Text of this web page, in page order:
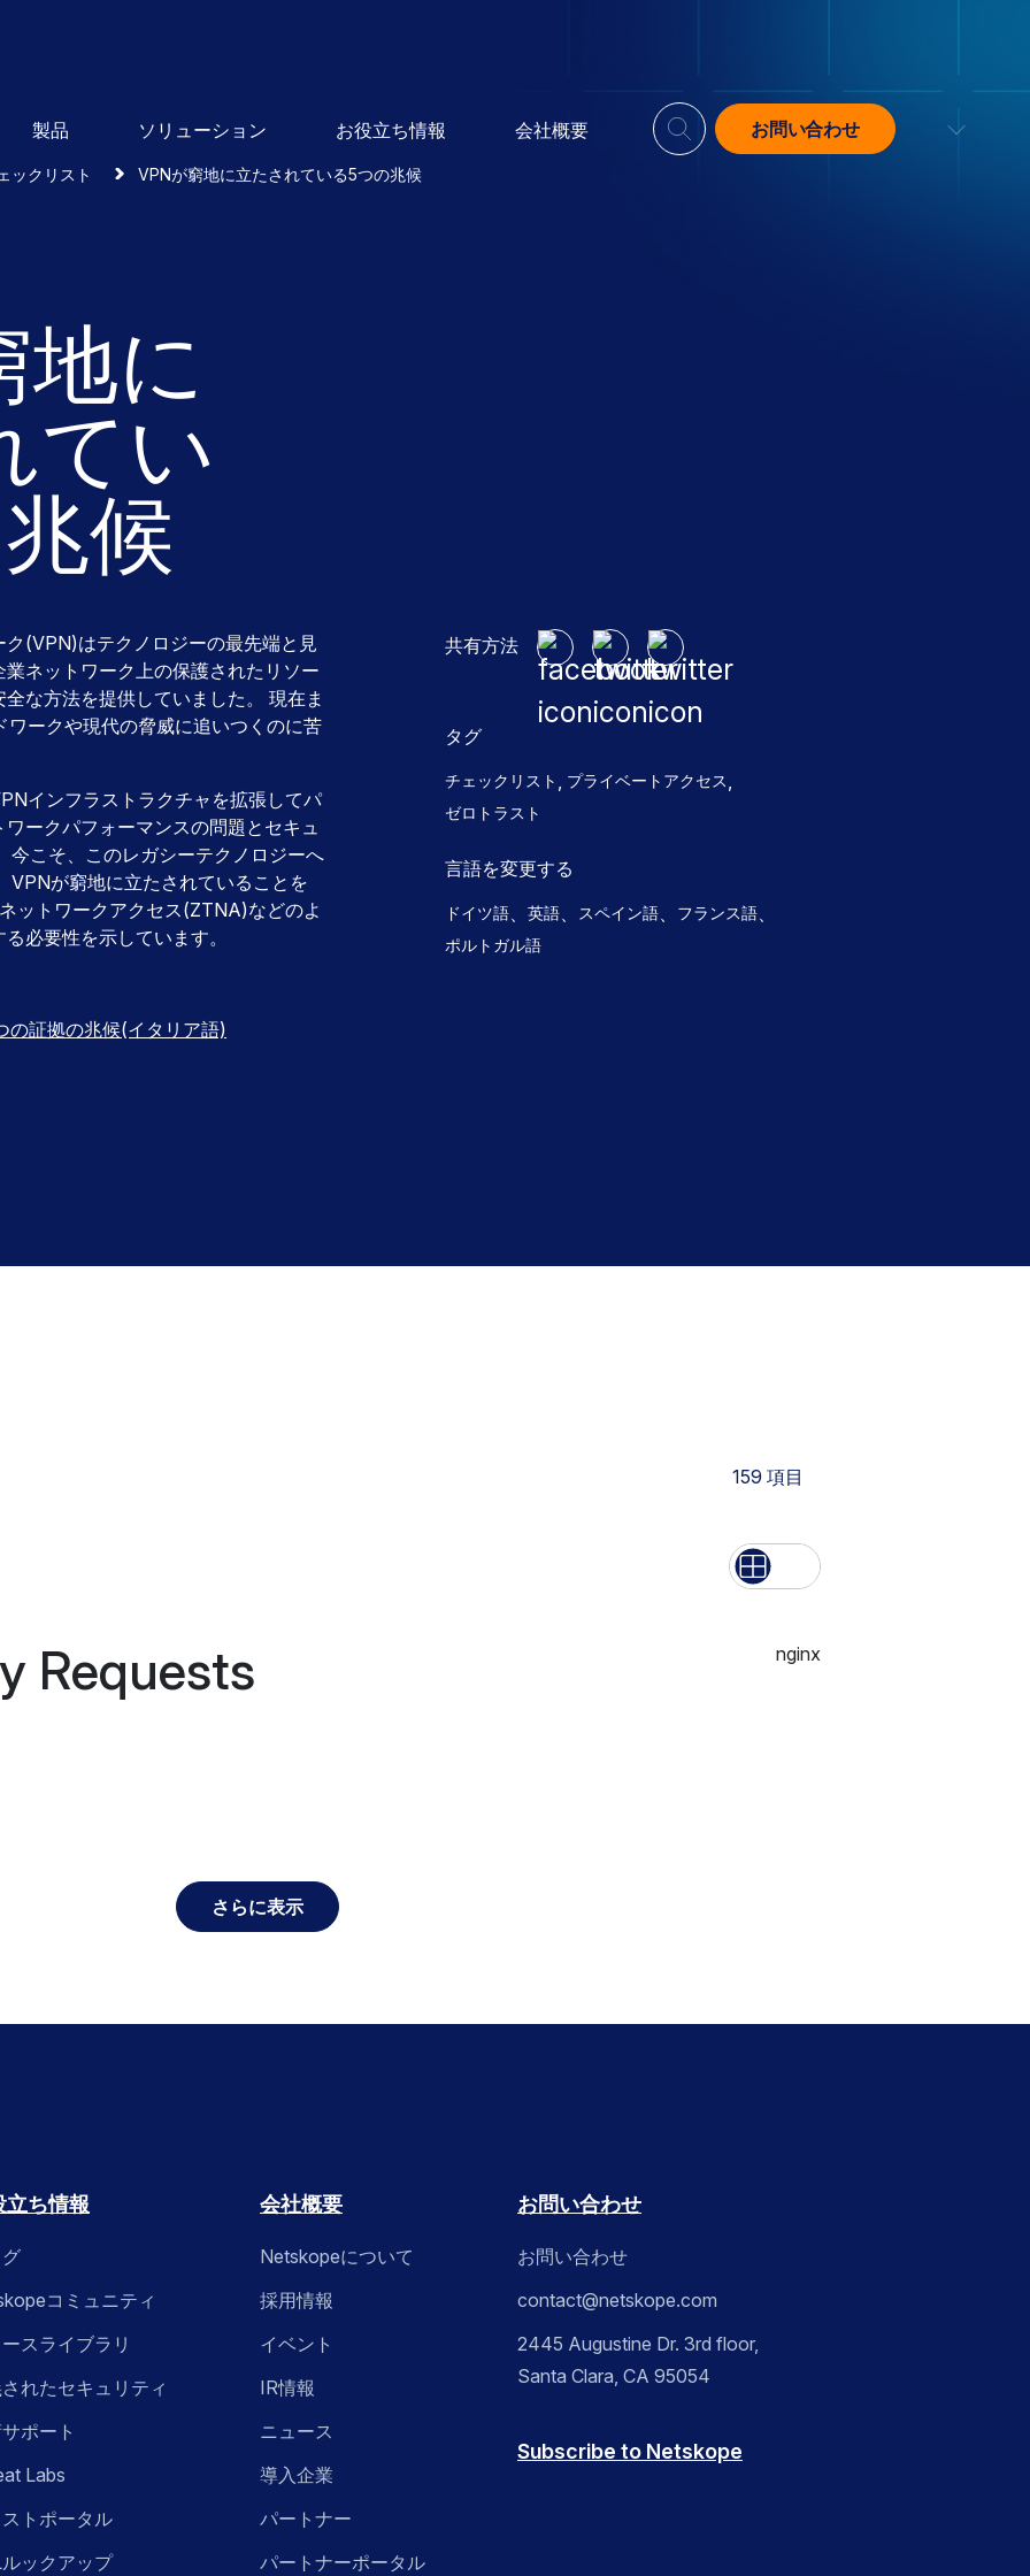
製品 ソリューション お役立ち情報 会社概要 お問い合わせ
ックリスト VPNが窮地に立たされている5つの兆候
地に
てい
候
(VPN)はテクノロジーの最先端と見
ネットワーク上の保護されたリソー
な方法を提供していました。 現在ま
ークや現代の脅威に追いつくのに苦
インフラストラクチャを拡張してパ
ークパフォーマンスの問題とセキュ
今こそ、このレガシーテクノロジーへ
VPNが窮地に立たされていることを
ットワークアクセス(ZTNA)などのよ
必要性を示しています。
の証拠の兆候(イタリア語)
共有方法
タグ
チェックリスト , プライベートアクセス,
ゼロトラスト
言語を変更する
ドイツ語、英語、 スペイン語、 フランス語、
ポルトガル語
159 項目
List Grid
Requests nginx
さらに表示
立ち情報
コミュニティ
スライブラリ
れたセキュリティ
ポート
Labs
トポータル
ックアップ
会社概要
Netskopeについて
採用情報
イベント
IR情報
ニュース
導入企業
パートナー
パートナーポータル
お問い合わせ
お問い合わせ
contact@netskope.com
2445 Augustine Dr. 3rd floor,
Santa Clara, CA 95054
Subscribe to Netskope